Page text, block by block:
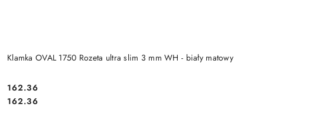
Klamka OVAL 1750 Rozeta ultra slim 3 mm WH - biały matowy
Cena:
162.36
Cena:
162.36